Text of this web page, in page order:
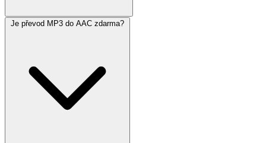
Je převod MP3 do AAC zdarma?